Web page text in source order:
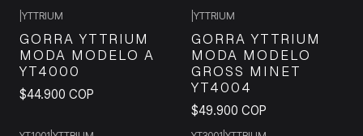
YTTRIUM
GORRA YTTRIUM
MODA MODELO A
YT4000
$44.900 COP
YTTRIUM
GORRA YTTRIUM
MODA MODELO
GROSS MINET
YT4004
$49.900 COP